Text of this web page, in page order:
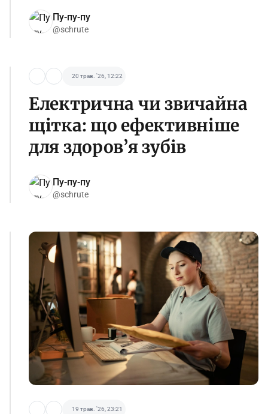
Пу-пу-пу
@schrute
20 трав. '26, 12:22
Електрична чи звичайна
щітка: що ефективніше
для здоров’я зубів
Пу-пу-пу
@schrute
19 трав. '26, 23:21